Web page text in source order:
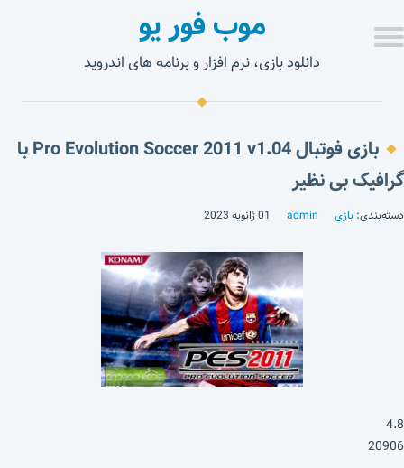
موب فور یو
دانلود بازی، نرم افزار و برنامه های اندروید
بازی فوتبال Pro Evolution Soccer 2011 v1.04 با
گرافیک بی نظیر
دسته‌بندی: بازی admin 01 ژانویه 2023
4.8
20906